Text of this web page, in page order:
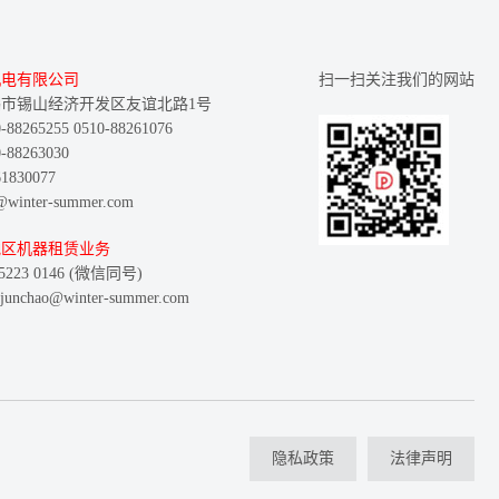
有限公司
锡山经济开发区友谊北路1号
0510-88261076
88263030
summer.com
机器租赁业务
0146 (微信同号)
summer.com
扫一扫关注我们的网站
隐私政策 法律声明